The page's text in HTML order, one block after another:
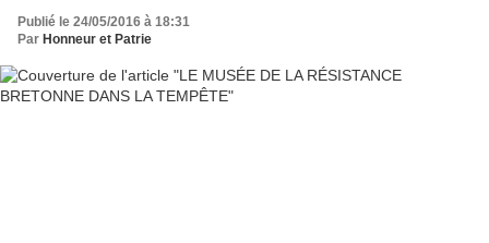
Publié le 24/05/2016 à 18:31
Par Honneur et Patrie